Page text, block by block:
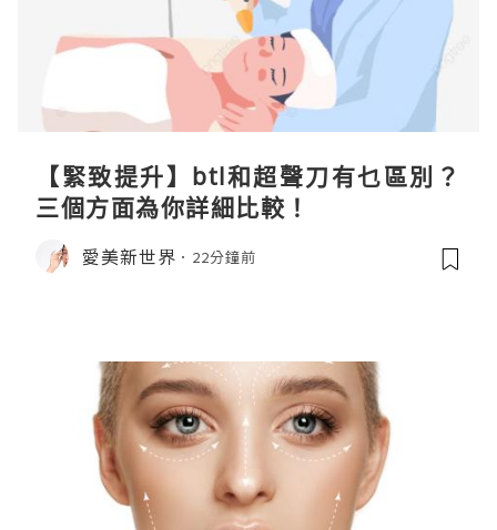
【緊致提升】btl和超聲刀有乜區別？
三個方面為你詳細比較！
愛美新世界 22分鐘前